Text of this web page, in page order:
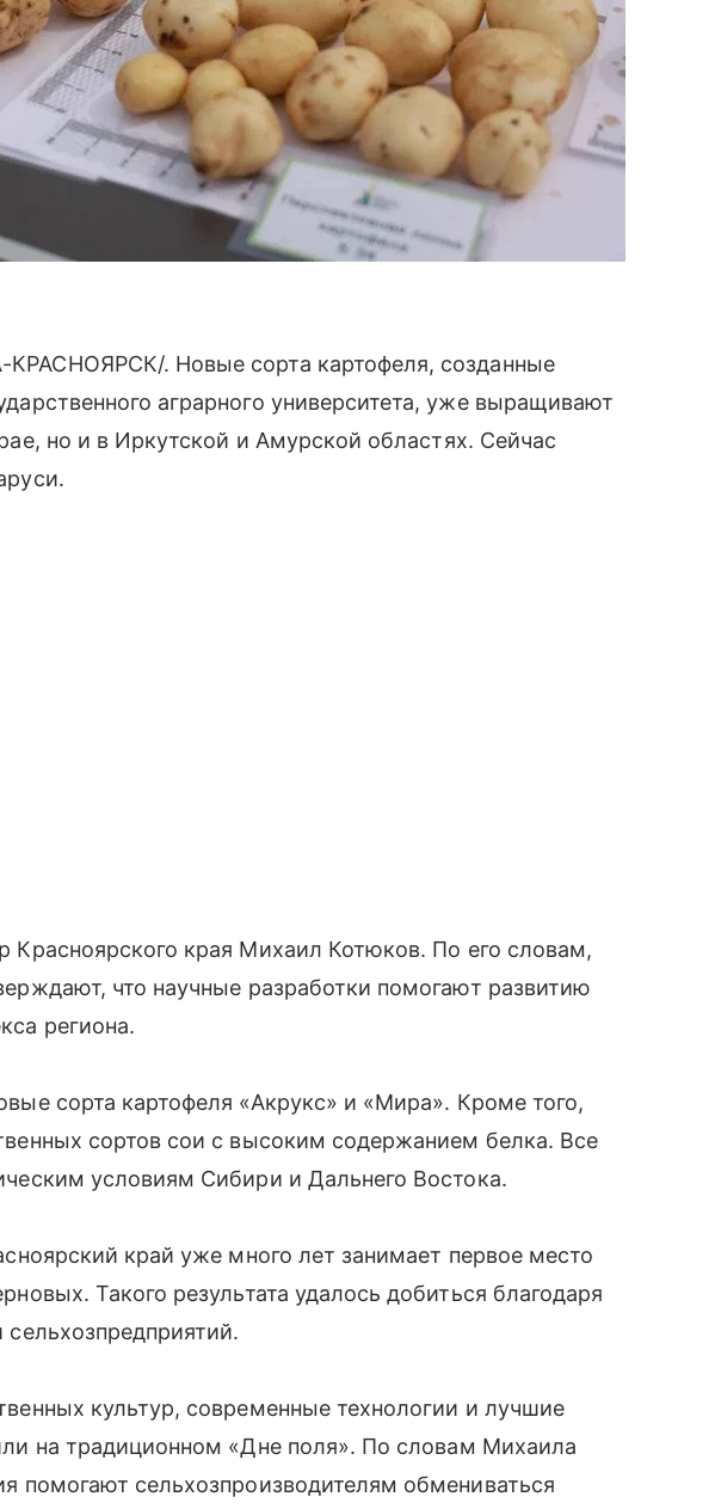
. Новые сорта картофеля, созданные
аграрного университета, уже выращивают
но и в Иркутской и Амурской областях. Сейчас
Красноярского края Михаил Котюков. По его словам,
что научные разработки помогают развитию
региона.
сорта картофеля «Акрукс» и «Мира». Кроме того,
сортов сои с высоким содержанием белка. Все
условиям Сибири и Дальнего Востока.
край уже много лет занимает первое место
Такого результата удалось добиться благодаря
культур, современные технологии и лучшие
на традиционном «Дне поля». По словам Михаила
помогают сельхозпроизводителям обмениваться